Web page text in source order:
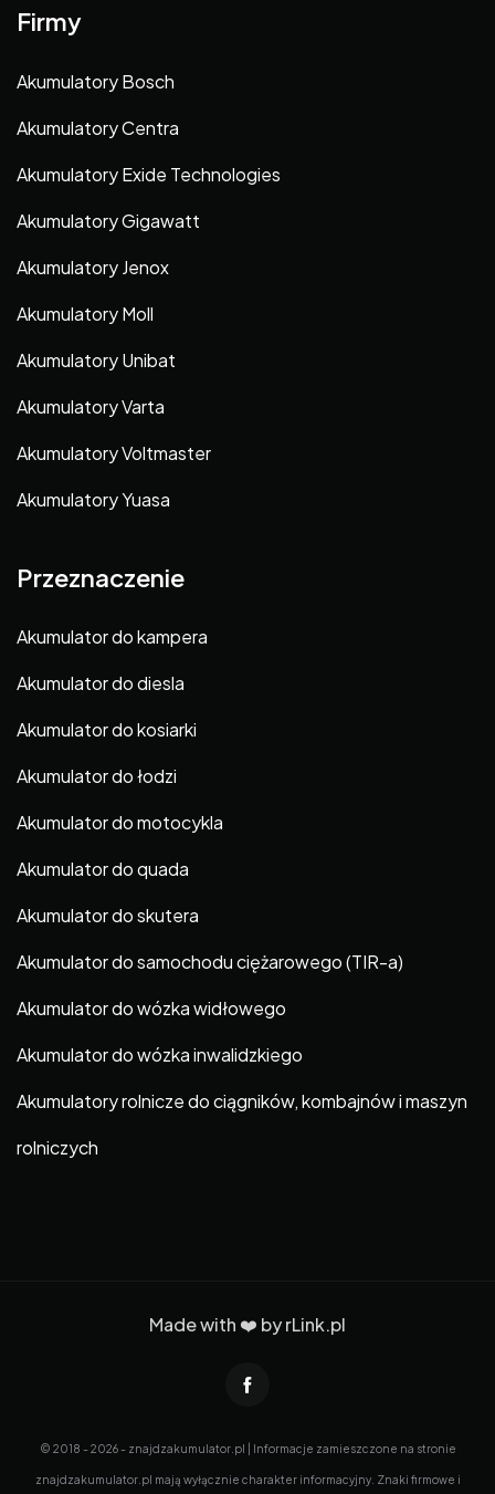
Firmy
Akumulatory Bosch
Akumulatory Centra
Akumulatory Exide Technologies
Akumulatory Gigawatt
Akumulatory Jenox
Akumulatory Moll
Akumulatory Unibat
Akumulatory Varta
Akumulatory Voltmaster
Akumulatory Yuasa
Przeznaczenie
Akumulator do kampera
Akumulator do diesla
Akumulator do kosiarki
Akumulator do łodzi
Akumulator do motocykla
Akumulator do quada
Akumulator do skutera
Akumulator do samochodu ciężarowego (TIR-a)
Akumulator do wózka widłowego
Akumulator do wózka inwalidzkiego
Akumulatory rolnicze do ciągników, kombajnów i maszyn
rolniczych
Made with ❤️ byrLink.pl
© 2018 - 2026 - znajdzakumulator.pl | Informacje zamieszczone na stronie
znajdzakumulator.pl mają wyłącznie charakter informacyjny. Znaki firmowe i